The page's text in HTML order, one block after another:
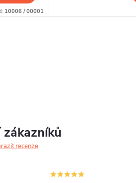
10006 / 00001
zákazníků
recenze